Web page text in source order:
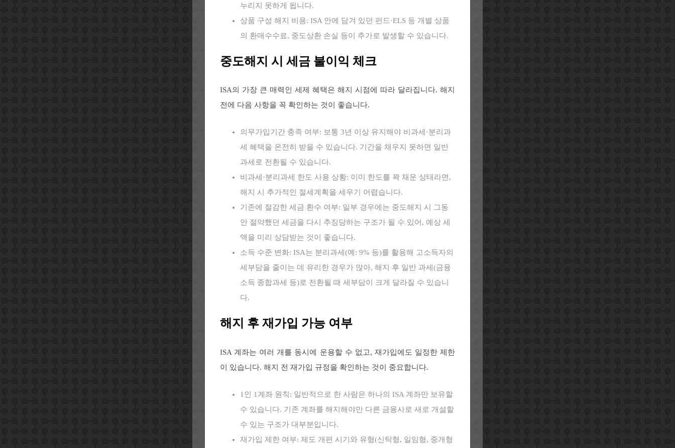
누리지 못하게 됩니다.
상품 구성 해지 비용: ISA 안에 담겨 있던 펀드·ELS 등 개별 상품
의 환매수수료, 중도상환 손실 등이 추가로 발생할 수 있습니다.
중도해지 시 세금 불이익 체크
ISA의 가장 큰 매력인 세제 혜택은 해지 시점에 따라 달라집니다. 해지
전에 다음 사항을 꼭 확인하는 것이 좋습니다.
의무가입기간 충족 여부: 보통 3년 이상 유지해야 비과세·분리과
세 혜택을 온전히 받을 수 있습니다. 기간을 채우지 못하면 일반
과세로 전환될 수 있습니다.
비과세·분리과세 한도 사용 상황: 이미 한도를 꽉 채운 상태라면,
해지 시 추가적인 절세계획을 세우기 어렵습니다.
기존에 절감한 세금 환수 여부: 일부 경우에는 중도해지 시 그동
안 절약했던 세금을 다시 추징당하는 구조가 될 수 있어, 예상 세
액을 미리 상담받는 것이 좋습니다.
소득 수준 변화: ISA는 분리과세(예: 9% 등)를 활용해 고소득자의
세부담을 줄이는 데 유리한 경우가 많아, 해지 후 일반 과세(금융
소득 종합과세 등)로 전환될 때 세부담이 크게 달라질 수 있습니
다.
해지 후 재가입 가능 여부
ISA 계좌는 여러 개를 동시에 운용할 수 없고, 재가입에도 일정한 제한
이 있습니다. 해지 전 재가입 규정을 확인하는 것이 중요합니다.
1인 1계좌 원칙: 일반적으로 한 사람은 하나의 ISA 계좌만 보유할
수 있습니다. 기존 계좌를 해지해야만 다른 금융사로 새로 개설할
수 있는 구조가 대부분입니다.
재가입 제한 여부: 제도 개편 시기와 유형(신탁형, 일임형, 중개형